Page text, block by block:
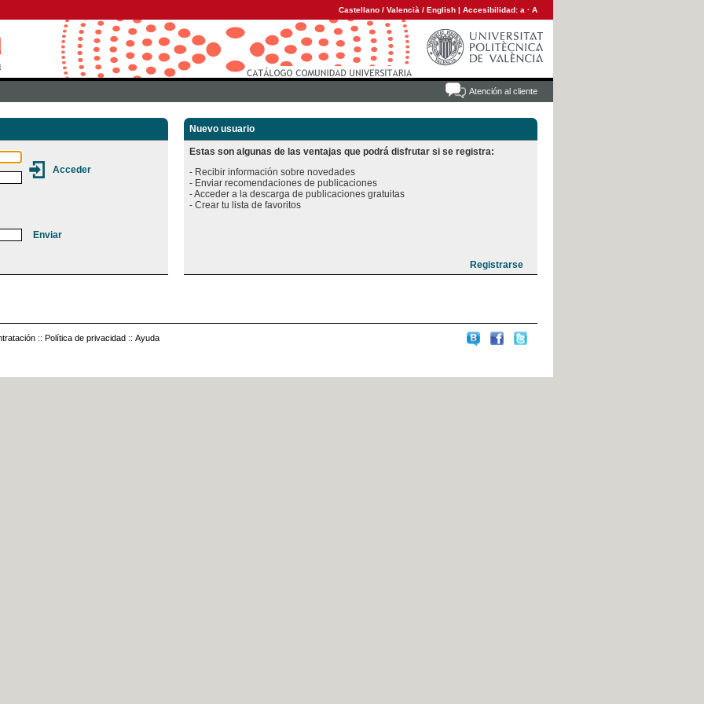
Castellano / Valencià / English | Accesibilidad: a · A
Atención al cliente
Nuevo usuario
Estas son algunas de las ventajas que podrá disfrutar si se registra:
- Recibir información sobre novedades
- Enviar recomendaciones de publicaciones
- Acceder a la descarga de publicaciones gratuitas
:: Política de privacidad :: Ayuda